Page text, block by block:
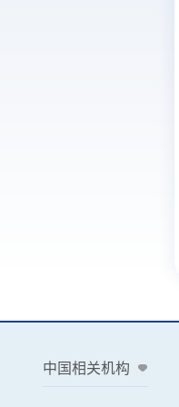
中国相关机构